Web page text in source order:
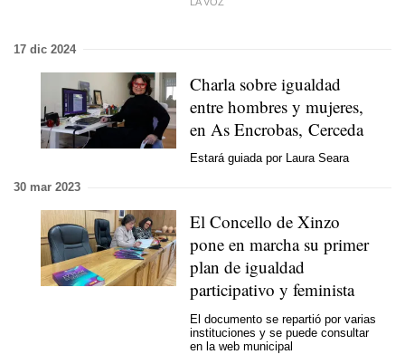
17 dic 2024
Charla sobre igualdad
entre hombres y mujeres,
en As Encrobas, Cerceda
Estará guiada por Laura Seara
30 mar 2023
El Concello de Xinzo
pone en marcha su primer
plan de igualdad
participativo y feminista
El documento se repartió por varias
instituciones y se puede consultar
en la web municipal